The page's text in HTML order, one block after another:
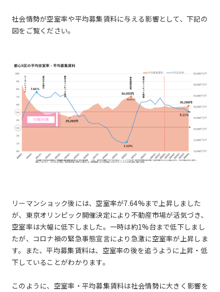
社会情勢が空室率や平均募集賃料に与える影響として、下記の
図をご覧ください。
リーマンショック後には、空室率が7.64%まで上昇しました
が、東京オリンピック開催決定により不動産市場が活気づき、
空室率は大幅に低下しました。一時は約1%台まで低下しまし
たが、コロナ禍の緊急事態宣言により急激に空室率が上昇しま
す。また、平均募集賃料は、空室率の後を追うように上昇・低
下していることがわかります。
このように、空室率・平均募集賃料は社会情勢に大きく影響を